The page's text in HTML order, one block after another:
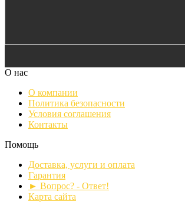
О нас
О компании
Политика безопасности
Условия соглашения
Контакты
Помощь
Доставка, услуги и оплата
Гарантия
► Вопрос? - Ответ!
Карта сайта